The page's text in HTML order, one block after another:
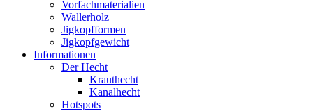
Vorfachmaterialien
Wallerholz
Jigkopfformen
Jigkopfgewicht
Informationen
Der Hecht
Krauthecht
Kanalhecht
Hotspots